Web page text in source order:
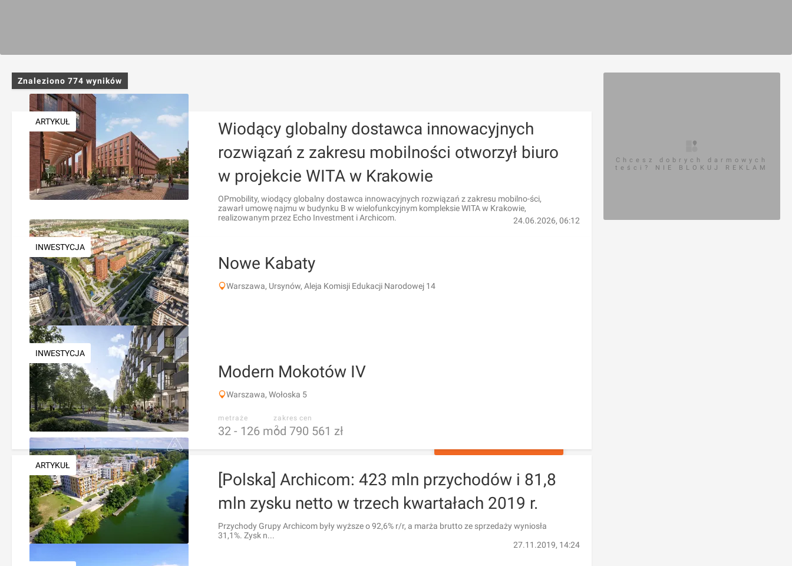
Znaleziono 774 wyników
ARTYKUŁ
Wiodący globalny dostawca innowacyjnych
rozwiązań z zakresu mobilności otworzył biuro
w projekcie WITA w Krakowie
OPmobility, wiodący globalny dostawca innowacyjnych rozwiązań z zakresu mobilno-ści,
zawarł umowę najmu w budynku B w wielofunkcyjnym kompleksie WITA w Krakowie,
realizowanym przez Echo Investment i Archicom.
24.06.2026, 06:12
INWESTYCJA
Nowe Kabaty
Warszawa, Ursynów, Aleja Komisji Edukacji Narodowej 14
INWESTYCJA
Modern Mokotów IV
Warszawa, Wołoska 5
metraże
32 - 126 m 2
zakres cen
od 790 561 zł
ARTYKUŁ
[Polska] Archicom: 423 mln przychodów i 81,8
mln zysku netto w trzech kwartałach 2019 r.
Przychody Grupy Archicom były wyższe o 92,6% r/r, a marża brutto ze sprzedaży wyniosła
31,1%. Zysk n...
27.11.2019, 14:24
Chcesz dobrych darmowych
teści? NIE BLOKUJ REKLAM